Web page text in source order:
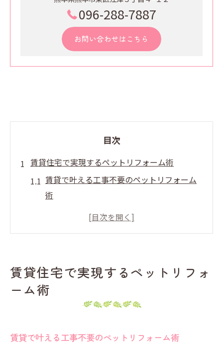
096-288-7887
お問い合わせはこちら
目次
賃貸住宅で実現するペットリフォーム術
賃貸で叶える工事不要のペットリフォーム
術
ペット用出入り口が賃貸でも簡単に設置可
賃貸物件に最適な簡単アクセスの実例紹介
ペット出入り口DIYで賃貸を快適空間に変え
ペットリフォームで工事不要の出入り口を
賃貸住宅で実現するペットリフォ
ーム術
賃貸で叶える工事不要のペットリフォーム術